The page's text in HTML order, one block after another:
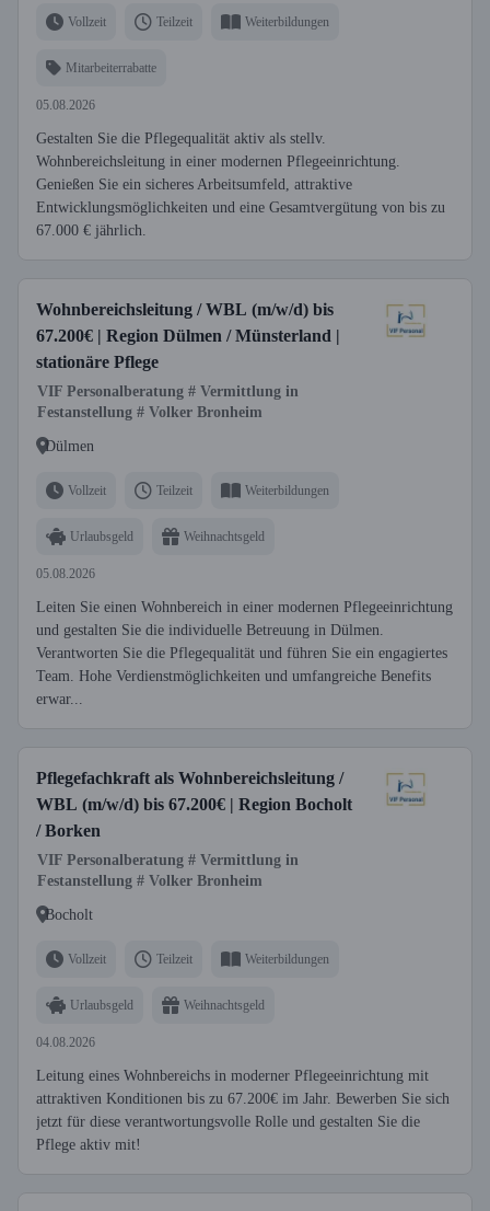
Vollzeit Teilzeit Weiterbildungen
Mitarbeiterrabatte
05.08.2026
Gestalten Sie die Pflegequalität aktiv als stellv.
Wohnbereichsleitung in einer modernen Pflegeeinrichtung.
Genießen Sie ein sicheres Arbeitsumfeld, attraktive
Entwicklungsmöglichkeiten und eine Gesamtvergütung von bis zu
67.000 € jährlich.
Wohnbereichsleitung / WBL (m/w/d) bis
67.200€ | Region Dülmen / Münsterland |
stationäre Pflege
VIF Personalberatung # Vermittlung in
Festanstellung # Volker Bronheim
Dülmen
Vollzeit Teilzeit Weiterbildungen
Urlaubsgeld Weihnachtsgeld
05.08.2026
Leiten Sie einen Wohnbereich in einer modernen Pflegeeinrichtung
und gestalten Sie die individuelle Betreuung in Dülmen.
Verantworten Sie die Pflegequalität und führen Sie ein engagiertes
Team. Hohe Verdienstmöglichkeiten und umfangreiche Benefits
erwar...
Pflegefachkraft als Wohnbereichsleitung /
WBL (m/w/d) bis 67.200€ | Region Bocholt
/ Borken
VIF Personalberatung # Vermittlung in
Festanstellung # Volker Bronheim
Bocholt
Vollzeit Teilzeit Weiterbildungen
Urlaubsgeld Weihnachtsgeld
04.08.2026
Leitung eines Wohnbereichs in moderner Pflegeeinrichtung mit
attraktiven Konditionen bis zu 67.200€ im Jahr. Bewerben Sie sich
jetzt für diese verantwortungsvolle Rolle und gestalten Sie die
Pflege aktiv mit!